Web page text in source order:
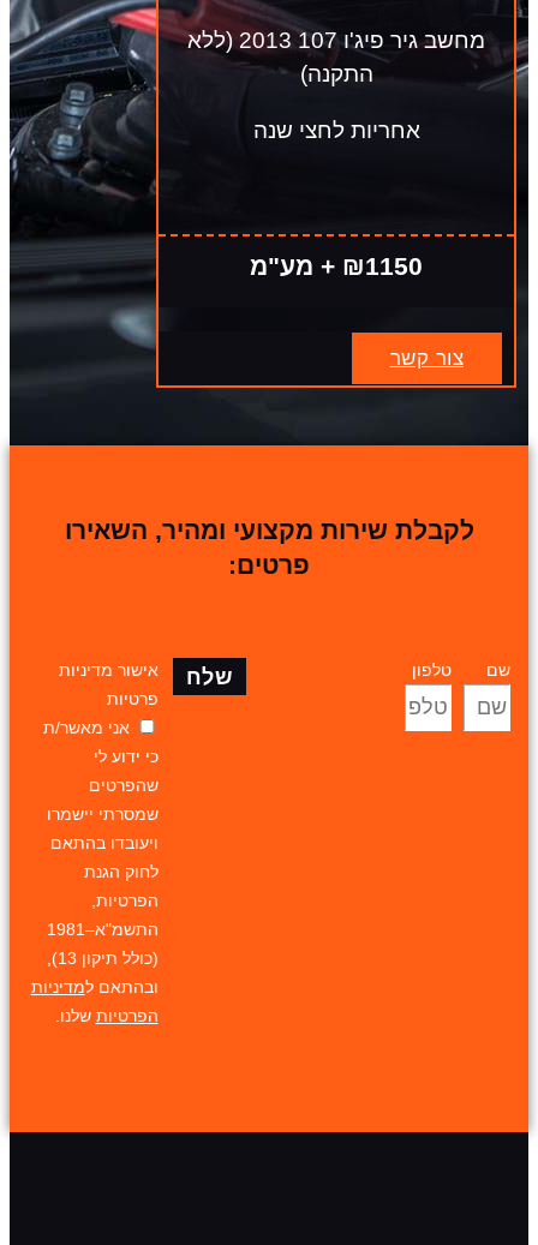
מחשב גיר פיג'ו 107 2013 (ללא
התקנה)
אחריות לחצי שנה
₪1150 + מע"מ
צור קשר
לקבלת שירות מקצועי ומהיר, השאירו
פרטים:
שם טלפון
אישור מדיניות
פרטיות
אני מאשר/ת
כי ידוע לי
שהפרטים
שמסרתי יישמרו
ויעובדו בהתאם
לחוק הגנת
הפרטיות,
התשמ"א–1981
(כולל תיקון 13),
ובהתאם למדיניות
הפרטיות שלנו.
שלח